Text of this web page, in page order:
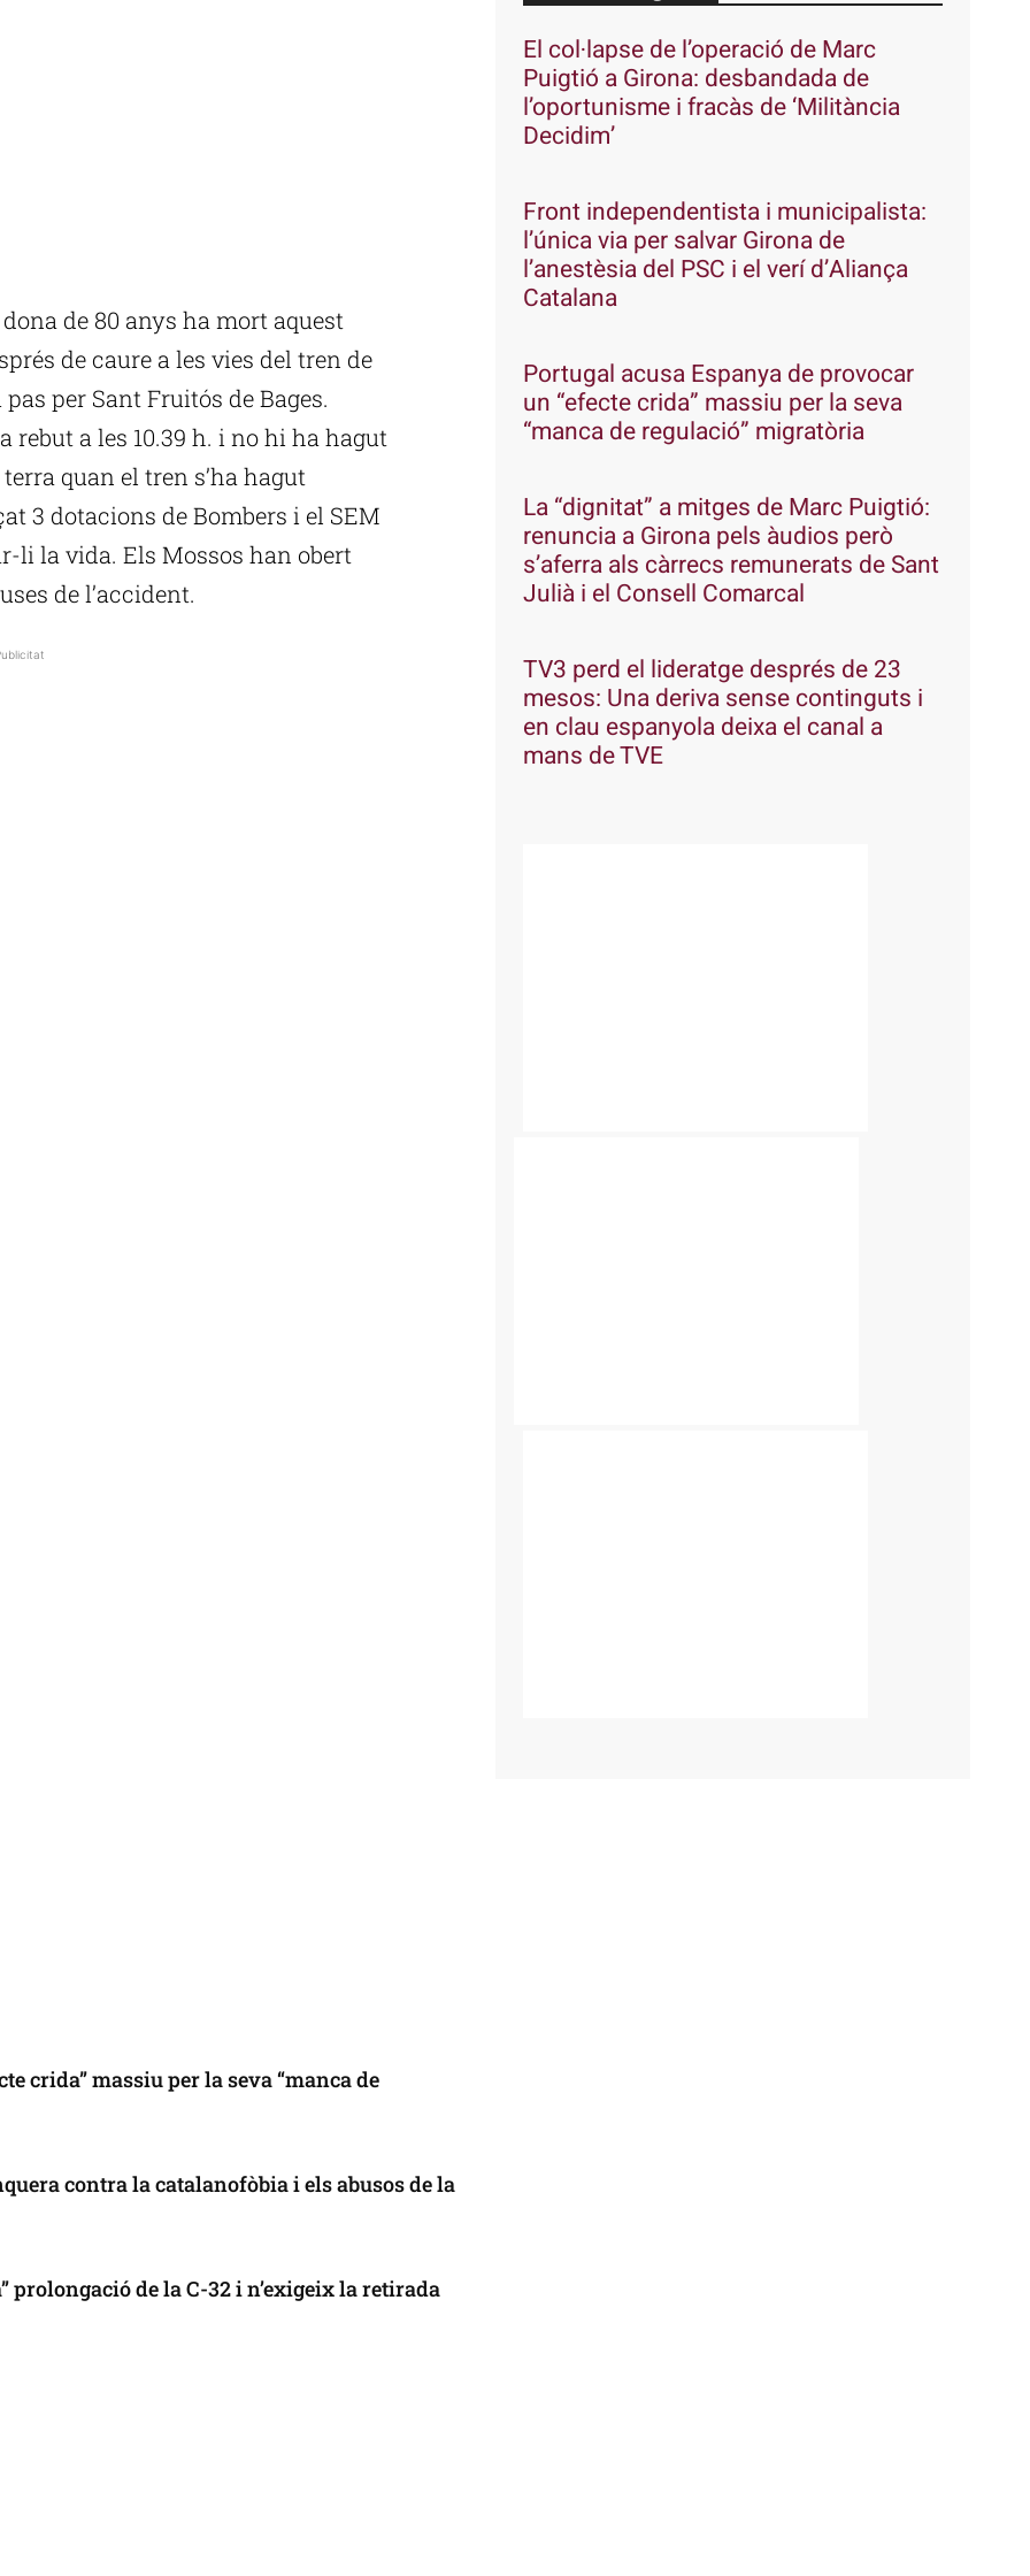
de 80 anys ha mort aquest
de caure a les vies del tren de
per Sant Fruitós de Bages.
rebut a les 10.39 h. i no hi ha hagut
quan el tren s’ha hagut
3 dotacions de Bombers i el SEM
li la vida. Els Mossos han obert
de l’accident.
crida” massiu per la seva “manca de
contra la catalanofòbia i els abusos de la
prolongació de la C-32 i n’exigeix la retirada
El col·lapse de l’operació de Marc
Puigtió a Girona: desbandada de
l’oportunisme i fracàs de ‘Militància
Decidim’
Front independentista i municipalista:
l’única via per salvar Girona de
l’anestèsia del PSC i el verí d’Aliança
Catalana
Portugal acusa Espanya de provocar
un “efecte crida” massiu per la seva
“manca de regulació” migratòria
La “dignitat” a mitges de Marc Puigtió:
renuncia a Girona pels àudios però
s’aferra als càrrecs remunerats de Sant
Julià i el Consell Comarcal
TV3 perd el lideratge després de 23
mesos: Una deriva sense continguts i
en clau espanyola deixa el canal a
mans de TVE